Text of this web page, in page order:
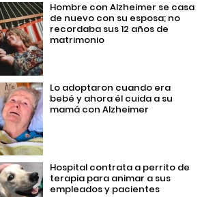
Hombre con Alzheimer se casa
de nuevo con su esposa; no
recordaba sus 12 años de
matrimonio
Lo adoptaron cuando era
bebé y ahora él cuida a su
mamá con Alzheimer
Hospital contrata a perrito de
terapia para animar a sus
empleados y pacientes